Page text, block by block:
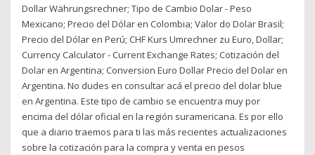
Dollar Währungsrechner; Tipo de Cambio Dolar - Peso
Mexicano; Precio del Dólar en Colombia; Valor do Dolar Brasil;
Precio del Dólar en Perú; CHF Kurs Umrechner zu Euro, Dollar;
Currency Calculator - Current Exchange Rates; Cotización del
Dolar en Argentina; Conversion Euro Dollar Precio del Dolar en
Argentina. No dudes en consultar acá el precio del dolar blue
en Argentina. Este tipo de cambio se encuentra muy por
encima del dólar oficial en la región suramericana. Es por ello
que a diario traemos para ti las más recientes actualizaciones
sobre la cotización para la compra y venta en pesos